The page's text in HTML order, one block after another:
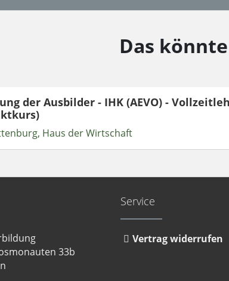
Das
der Ausbilder - IHK (AEVO) -
Haus der Wirtschaft
33b
Service
Vertrag widerrufen